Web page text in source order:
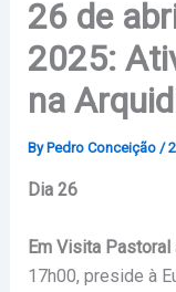
26 de
2025:
na
By Pedro Conceição /
Dia 26
Em Visita Pastoral
17h00, preside à